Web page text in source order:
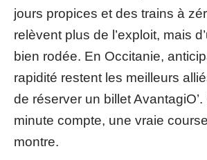
jours propices et des trains à
relèvent plus de l’exploit, mais
bien rodée. En Occitanie,
rapidité restent les meilleurs
de réserver un billet
minute compte, une vraie
montre.